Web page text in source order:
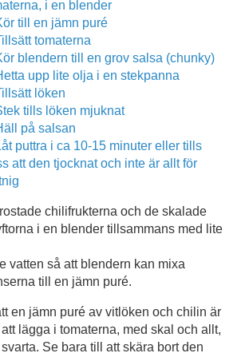
chilifrukterna och de skalade
i en blender tillsammans med lite
vatten så att blendern kan mixa
till en jämn puré.
en jämn puré av vitlöken och chilin är
lägga i tomaterna, med skal och allt,
Se bara till att skära bort den